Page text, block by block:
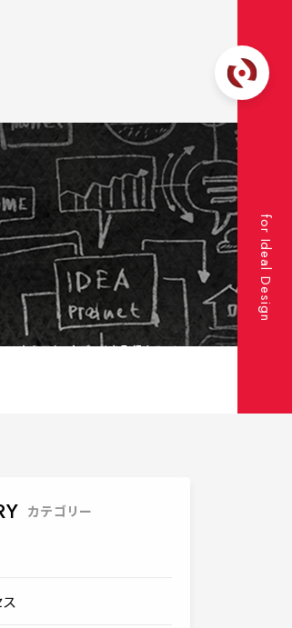
for Ideal Design
からテキストデータを取得する
カテゴリー